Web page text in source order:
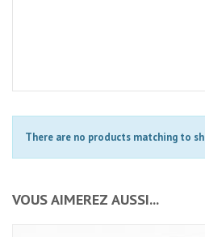
There are no products matching to
VOUS AIMEREZ AUSSI...